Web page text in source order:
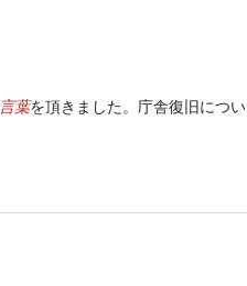
言葉を頂きました。庁舎復旧につい